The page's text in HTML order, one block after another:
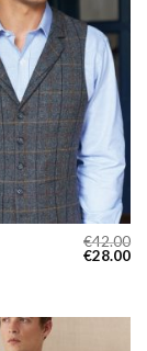
€42.00
€28.00